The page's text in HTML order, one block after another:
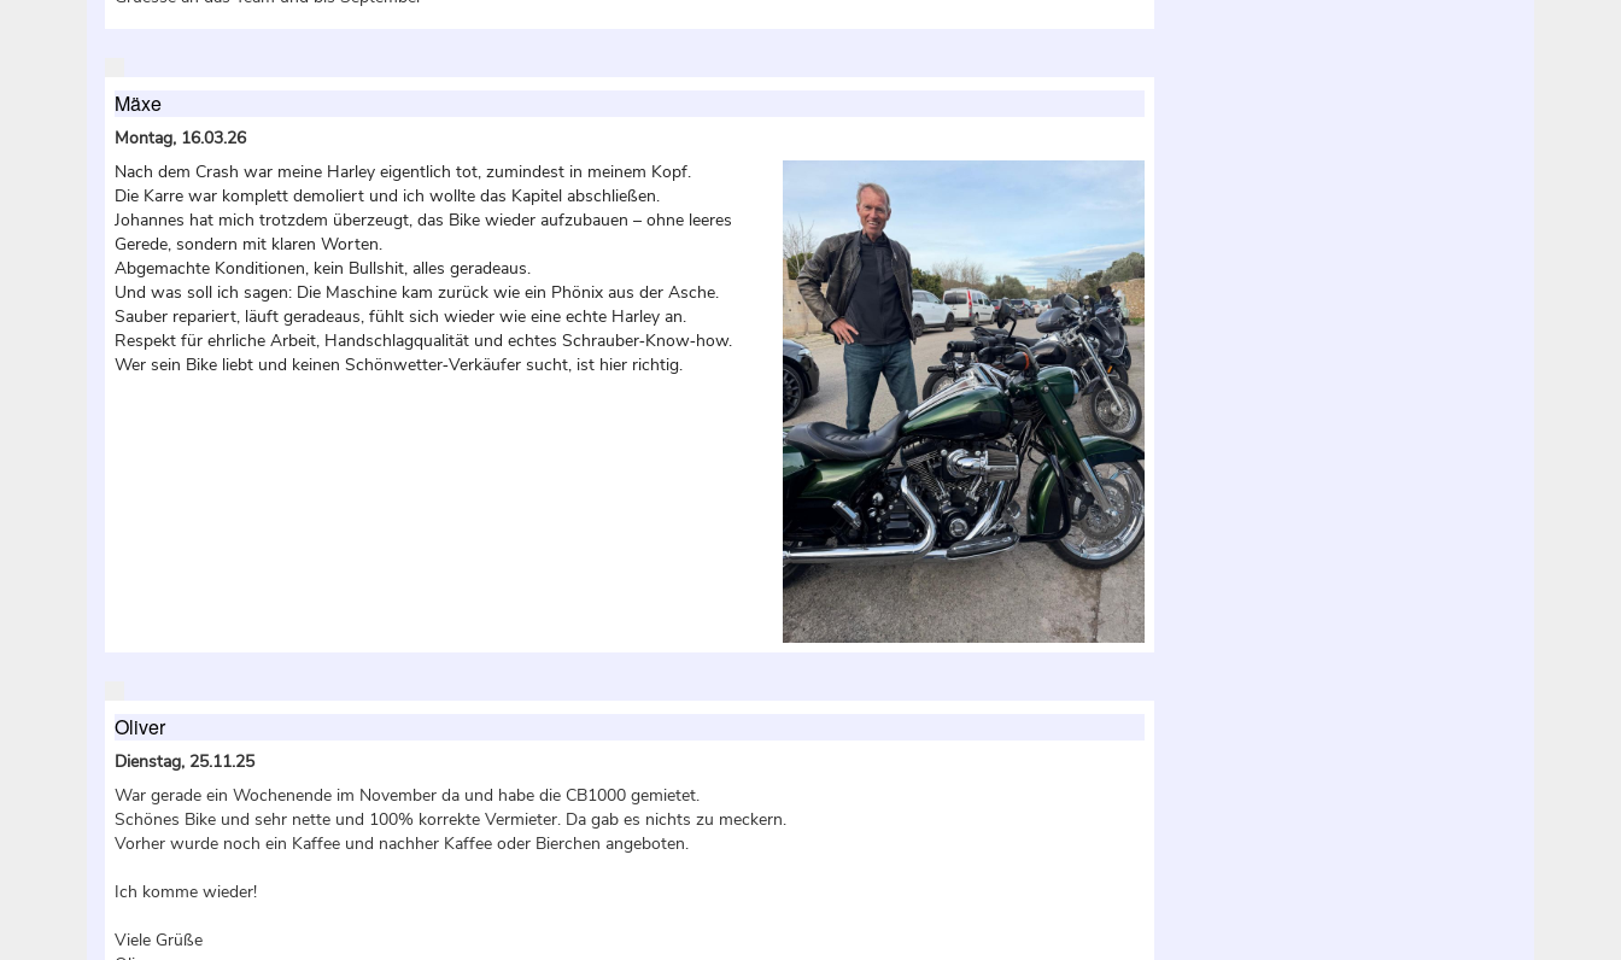
Mäxe
Montag, 16.03.26
Nach dem Crash war meine Harley eigentlich tot, zumindest in meinem Kopf.
Die Karre war komplett demoliert und ich wollte das Kapitel abschließen.
Johannes hat mich trotzdem überzeugt, das Bike wieder aufzubauen – ohne leeres
Gerede, sondern mit klaren Worten.
Abgemachte Konditionen, kein Bullshit, alles geradeaus.
Und was soll ich sagen: Die Maschine kam zurück wie ein Phönix aus der Asche.
Sauber repariert, läuft geradeaus, fühlt sich wieder wie eine echte Harley an.
Respekt für ehrliche Arbeit, Handschlagqualität und echtes Schrauber‑Know‑how.
Wer sein Bike liebt und keinen Schönwetter‑Verkäufer sucht, ist hier richtig.
Oliver
Dienstag, 25.11.25
War gerade ein Wochenende im November da und habe die CB1000 gemietet.
Schönes Bike und sehr nette und 100% korrekte Vermieter. Da gab es nichts zu meckern.
Vorher wurde noch ein Kaffee und nachher Kaffee oder Bierchen angeboten.
Ich komme wieder!
Viele Grüße